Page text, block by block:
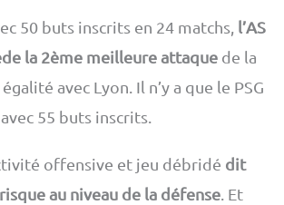
50 buts inscrits en 24 matchs, l’AS
la 2ème meilleure attaque de la
avec Lyon. Il n’y a que le PSG
55 buts inscrits.
offensive et jeu débridé dit
au niveau de la défense. Et